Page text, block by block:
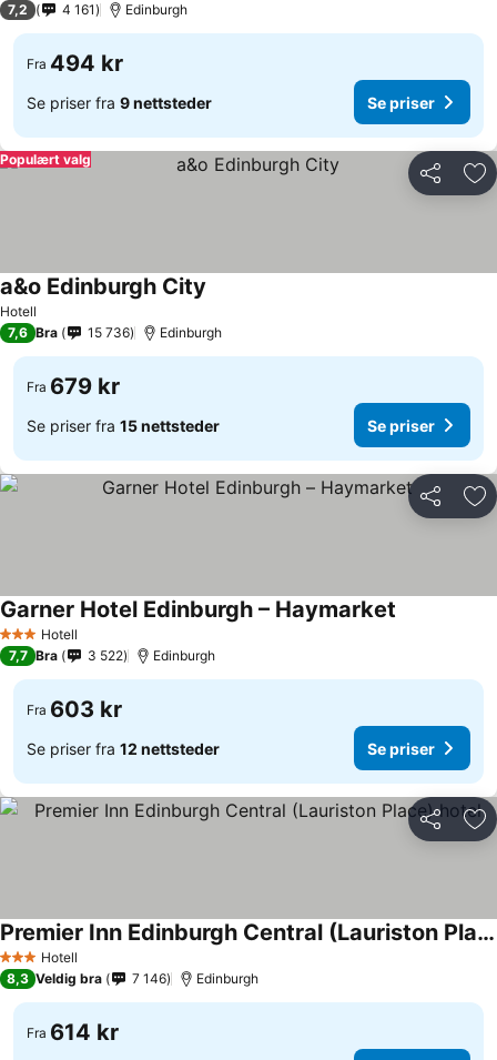
7,2
4 161 Edinburgh
Fra 494 kr
Se priser fra 9 nettsteder Se priser
Del
Populært valg
Hotell
a&o Edinburgh City
7,6 Bra 15 736 Edinburgh
Fra 679 kr
Se priser fra 15 nettsteder Se priser
Del
3 StjernerHotell
Garner Hotel Edinburgh – Haymarket
7,7 Bra 3 522 Edinburgh
Fra 603 kr
Se priser fra 12 nettsteder Se priser
Del
3 StjernerHotell
Premier Inn Edinburgh Central (Lauriston Place) hotel
8,3 Veldig bra 7 146 Edinburgh
Fra 614 kr